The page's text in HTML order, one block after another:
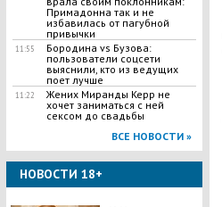
Примадонна так и не
избавилась от пагубной
привычки
11:55
Бородина vs Бузова:
пользователи соцсети
выяснили, кто из ведущих
поет лучше
11:22
Жених Миранды Керр не
хочет заниматься с ней
сексом до свадьбы
ВСЕ НОВОСТИ »
НОВОСТИ 18+